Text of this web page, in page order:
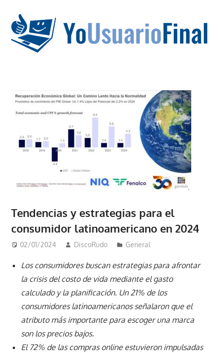
contenido
no
tiene
estar
en
Tendencias y estrategias para el
consumidor latinoamericano en 2024
02/01/2024 DiscoRudo General
Los consumidores buscan estrategias para afrontar
la crisis del costo de vida mediante el gasto
calculado y la planificación. Un 21% de los
consumidores latinoamericanos señalaron que el
atributo más importante para escoger una marca
son los precios bajos.
El 72% de las compras online estuvieron impulsadas